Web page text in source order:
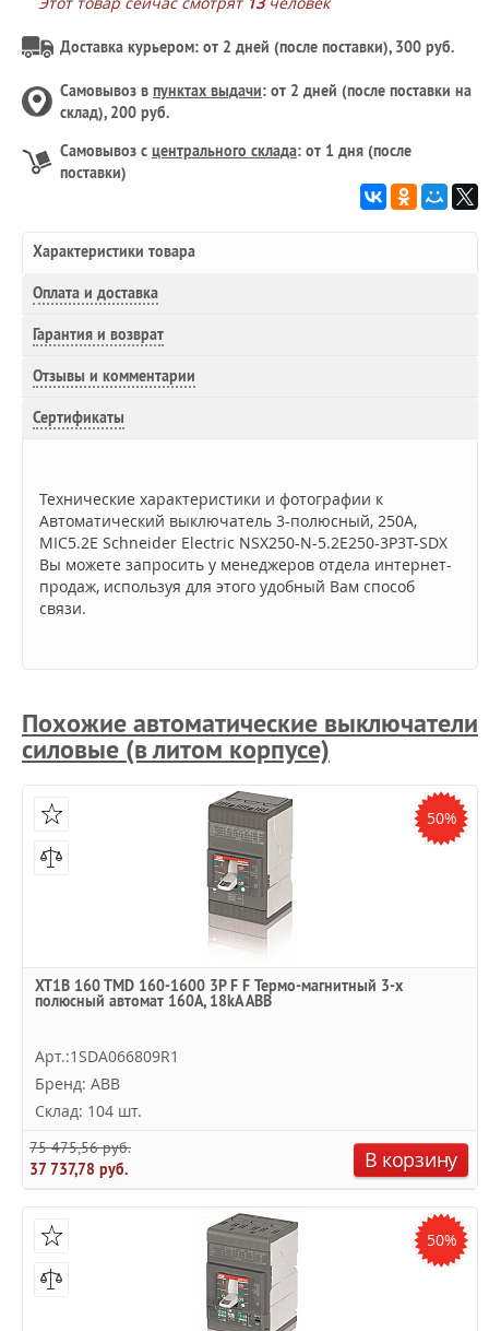
Доставка курьером: от 2 дней (после поставки), 300 руб.
Самовывоз в пунктах выдачи: от 2 дней (после поставки на
склад), 200 руб.
Самовывоз с центрального склада: от 1 дня (после
поставки)
Характеристики товара
Оплата и доставка
Гарантия и возврат
Отзывы и комментарии
Сертификаты
Технические характеристики и фотографии к
Автоматический выключатель 3-полюсный, 250А,
MIC5.2E Schneider Electric NSX250-N-5.2E250-3P3T-SDX
Вы можете запросить у менеджеров отдела интернет-
продаж, используя для этого удобный Вам способ
связи.
Похожие автоматические выключатели
силовые (в литом корпусе)
50%
XT1B 160 TMD 160-1600 3P F F Термо-магнитный 3-х
полюсный автомат 160А, 18kA ABB
Арт.:1SDA066809R1
Бренд: ABB
Склад: 104 шт.
75 475,56 руб.
37 737,78 руб.
В корзину
50%